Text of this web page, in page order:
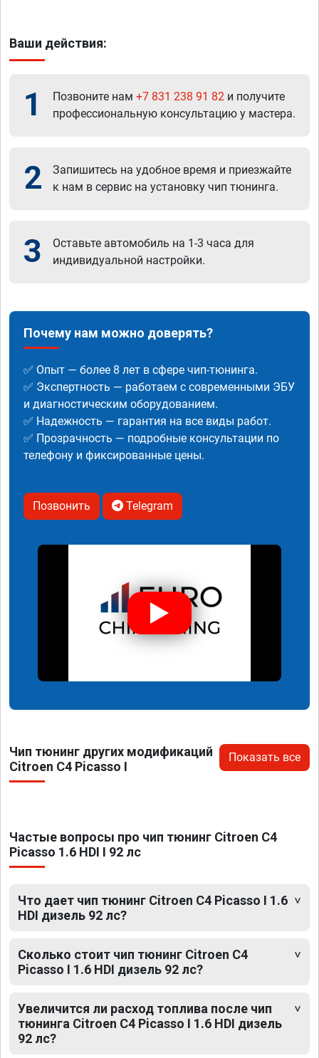
Ваши действия:
1 Позвоните нам +7 831 238 91 82 и получите
профессиональную консультацию у мастера.
2
Запишитесь на удобное время и приезжайте
к нам в сервис на установку чип тюнинга.
3
Оставьте автомобиль на 1-3 часа для
индивидуальной настройки.
Почему нам можно доверять?
✅ Опыт — более 8 лет в сфере чип-тюнинга.
✅ Экспертность — работаем с современными ЭБУ
и диагностическим оборудованием.
✅ Надежность — гарантия на все виды работ.
✅ Прозрачность — подробные консультации по
телефону и фиксированные цены.
Позвонить Telegram
Чип тюнинг других модификаций
Citroen C4 Picasso I
Показать все
Частые вопросы про чип тюнинг Citroen C4
Picasso 1.6 HDI I 92 лс
Что дает чип тюнинг Citroen C4 Picasso I 1.6
HDI дизель 92 лс?
Сколько стоит чип тюнинг Citroen C4
Picasso I 1.6 HDI дизель 92 лс?
Увеличится ли расход топлива после чип
тюнинга Citroen C4 Picasso I 1.6 HDI дизель
92 лс?